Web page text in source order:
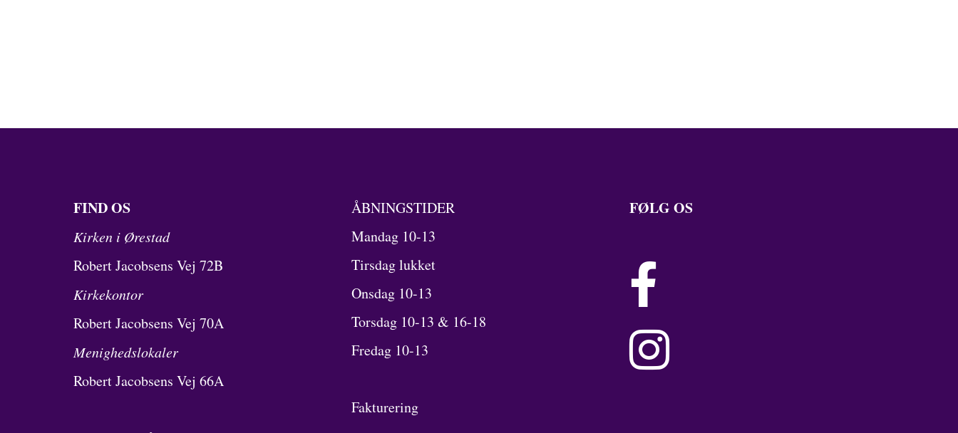
FIND OS
Kirken i Ørestad
Robert Jacobsens Vej 72B
Kirkekontor
Robert Jacobsens Vej 70A
Menighedslokaler
Robert Jacobsens Vej 66A
ÅBNINGSTIDER
Mandag 10-13
Tirsdag lukket
Onsdag 10-13
Torsdag 10-13 & 16-18
Fredag 10-13
Fakturering
FØLG OS

